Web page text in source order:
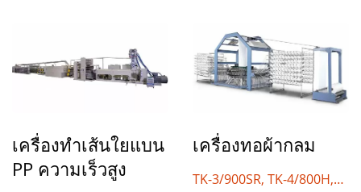
เครื่องทำเส้นใยแบน
PP ความเร็วสูง
เครื่องทอผ้ากลม
TK-3/900SR, TK-4/800H,